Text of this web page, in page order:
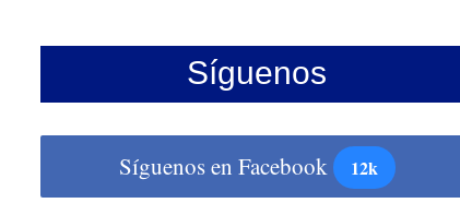
Síguenos
Síguenos en Facebook 12k